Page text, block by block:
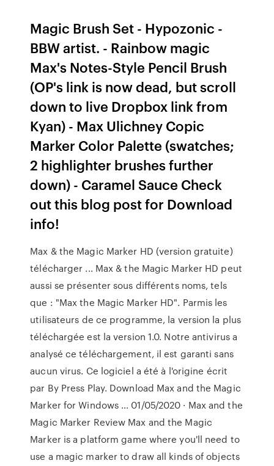
Magic Brush Set - Hypozonic -
BBW artist. - Rainbow magic
Max's Notes-Style Pencil Brush
(OP's link is now dead, but scroll
down to live Dropbox link from
Kyan) - Max Ulichney Copic
Marker Color Palette (swatches;
2 highlighter brushes further
down) - Caramel Sauce Check
out this blog post for Download
info!
Max & the Magic Marker HD (version gratuite)
télécharger ... Max & the Magic Marker HD peut
aussi se présenter sous différents noms, tels
que : "Max the Magic Marker HD". Parmis les
utilisateurs de ce programme, la version la plus
téléchargée est la version 1.0. Notre antivirus a
analysé ce téléchargement, il est garanti sans
aucun virus. Ce logiciel a été à l'origine écrit
par By Press Play. Download Max and the Magic
Marker for Windows … 01/05/2020 · Max and the
Magic Marker Review Max and the Magic
Marker is a platform game where you'll need to
use a magic marker to draw all kinds of objects